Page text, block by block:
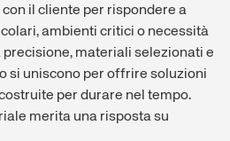
il cliente per rispondere a
ambienti critici o necessità
materiali selezionati e
si uniscono per offrire soluzioni
per durare nel tempo.
merita una risposta su